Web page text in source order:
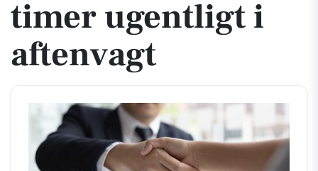
timer ugentligt i
aftenvagt